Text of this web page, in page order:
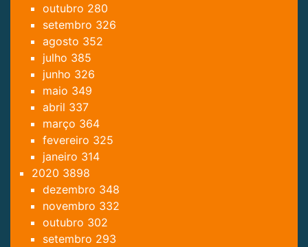
outubro 280
setembro 326
agosto 352
julho 385
junho 326
maio 349
abril 337
março 364
fevereiro 325
janeiro 314
2020 3898
dezembro 348
novembro 332
outubro 302
setembro 293